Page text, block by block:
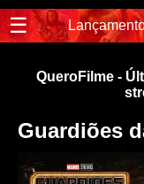
☰
QueroFilme -
Guardiões